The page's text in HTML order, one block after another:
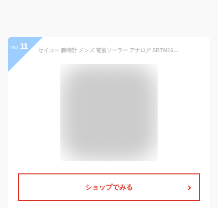
no. 11 セイコー 腕時計 メンズ 電波ソーラー アナログ SBTM167 SBTM169 SBTM170 SEIKO SELECTION 正規品
ショップでみる